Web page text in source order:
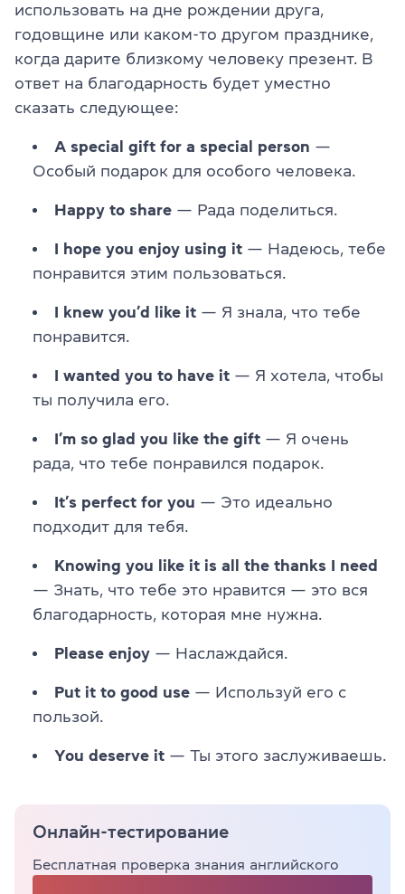
использовать на дне рождении друга,
годовщине или каком-то другом празднике,
когда дарите близкому человеку презент. В
ответ на благодарность будет уместно
сказать следующее:
A special gift for a special person —
Особый подарок для особого человека.
Happy to share — Рада поделиться.
I hope you enjoy using it — Надеюсь, тебе
понравится этим пользоваться.
I knew you’d like it — Я знала, что тебе
понравится.
I wanted you to have it — Я хотела, чтобы
ты получила его.
I’m so glad you like the gift — Я очень
рада, что тебе понравился подарок.
It’s perfect for you — Это идеально
подходит для тебя.
Knowing you like it is all the thanks I need
— Знать, что тебе это нравится — это вся
благодарность, которая мне нужна.
Please enjoy — Наслаждайся.
Put it to good use — Используй его с
пользой.
You deserve it — Ты этого заслуживаешь.
Онлайн-тестирование
Бесплатная проверка знания английского